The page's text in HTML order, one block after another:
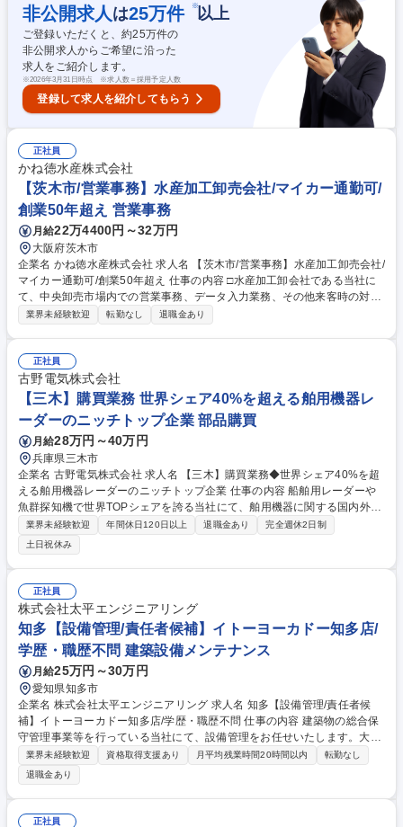
決算、会計伝票作成、データ入力・銀行振込業務、経費精算など） ●情報
システム課（既存システムの見直し・入れ替えの検討、現場やベンダーと
の交渉、システム導入、管理、社内ヘルプデスクなど） ●販売管理課（商
品の受発注、帳票等の出力・管理、データ入力、電話応対など） 募集職種
和歌山【管理部/次長職】惣菜・弁当近畿圏TOP/WEB面接可能
非公開求人 は25万件 ※以上
ご登録いただくと、約25万件の
非公開求人からご希望に沿った
求人をご紹介します。
※2026年3月31日時点 ※求人数＝採用予定人数
登録して求人を紹介してもらう
正社員
かね徳水産株式会社
【茨木市/営業事務】水産加工卸売会社/マイカー通勤可/
創業50年超え 営業事務
月給22万4400円～32万円
大阪府茨木市
企業名 かね徳水産株式会社 求人名 【茨木市/営業事務】水産加工卸売会社/
マイカー通勤可/創業50年超え 仕事の内容 □水産加工卸会社である当社に
て、中央卸売市場内での営業事務、データ入力業務、その他来客時の対応
などをお任せします。組織メンバーでお互いに業務をサポートし合いなが
買掛金管理 ■ファイリングその他資料整理 募集職種 【茨木市/営業事務】
水産加工卸売会社/マイカー通勤可/創業50年超え
業界未経験歓迎 転勤なし 退職金あり
正社員
古野電気株式会社
【三木】購買業務 世界シェア40%を超える舶用機器レ
ーダーのニッチトップ企業 部品購買
月給28万円～40万円
兵庫県三木市
企業名 古野電気株式会社 求人名 【三木】購買業務◆世界シェア40%を超
える舶用機器レーダーのニッチトップ企業 仕事の内容 船舶用レーダーや
魚群探知機で世界TOPシェアを誇る当社にて、舶用機器に関する国内外の
部材の購買業務をお任せします。納期遵守率の向上や不適合率の低下を目
指して日々仕入先とやり取りをしています。 【詳細】■仕入先への発注・
納期管理・見積業務■仕入先管理業務（価格・品質・取引情報などの維持
管理）※Excel(関数/マクロ)使用 【仕事の進め方】週1回程度での定例が
あり、進捗をフォロー。基本的には事務所での業務ですが、社内の生産部
門や取引先への訪問が発生することもあります。 【ご期待】入社後は当社
製品知識や商流を学びながら業務に慣れ、将来的には中核人材としてご活
躍いただきたいと考えております。 募集職種 【三木】購買業務◆世界シ
ェア40%を超える舶用機器レーダーのニッチトップ企業
業界未経験歓迎 年間休日120日以上 退職金あり
完全週休2日制
土日祝休み
正社員
株式会社太平エンジニアリング
知多【設備管理/責任者候補】イトーヨーカドー知多店/
学歴・職歴不問 建築設備メンテナンス
月給25万円～30万円
愛知県知多市
企業名 株式会社太平エンジニアリング 求人名 知多【設備管理/責任者候
補】イトーヨーカドー知多店/学歴・職歴不問 仕事の内容 建築物の総合保
守管理事業等を行っている当社にて、設備管理をお任せいたします。大型
ショッピングモール「イトーヨーカドー知多店」の建物・設備を守る施設
管理スタッフとしてご活躍いただきます。 お客様や店舗スタッフの方々
が、安心・快適に過ごせる環境を一緒につくりましょう。■主な業務内
容・建築設備（空調・電気・給排水など）の監視、運転等の管理業務・定
期的な日常点検による施設環境の安全確保・万一の際の異常・故障対応
業界未経験歓迎 資格取得支援あり 月平均残業時間20時間以内
転勤なし
退職金あり
正社員